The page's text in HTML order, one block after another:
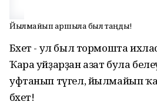
Йылмайып ҡаршыла был таңды!
Бәхет - ул был тормошта ихлас
Ҡара уйҙарҙан азат була белеү
уфтанып түгел, йылмайып
бәхет!